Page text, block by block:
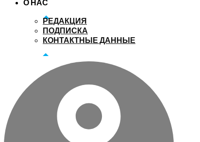
О НАС
РЕДАКЦИЯ
ПОДПИСКА
КОНТАКТНЫЕ ДАННЫЕ